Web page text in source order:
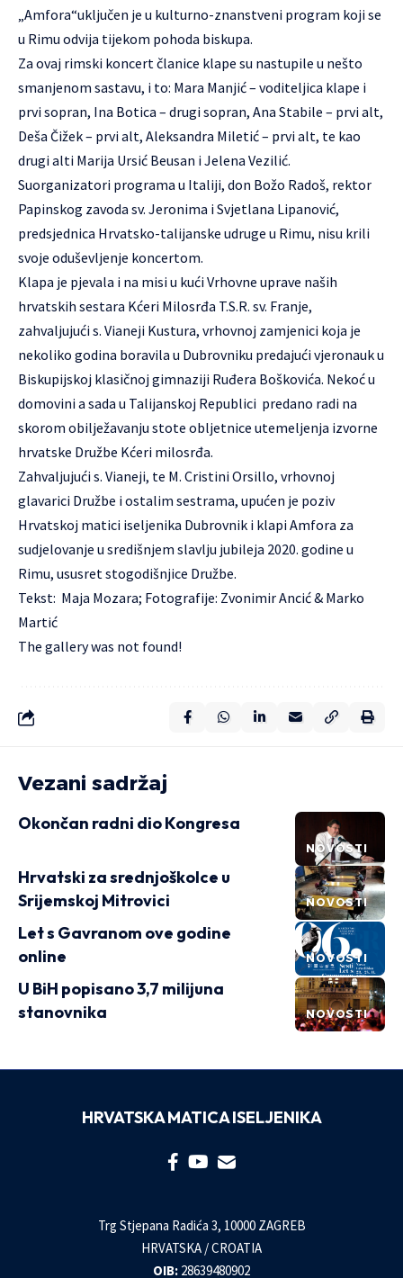
„Amfora“uključen je u kulturno-znanstveni program koji se
u Rimu odvija tijekom pohoda biskupa.
Za ovaj rimski koncert članice klape su nastupile u nešto
smanjenom sastavu, i to: Mara Manjić – voditeljica klape i
prvi sopran, Ina Botica – drugi sopran, Ana Stabile – prvi alt,
Deša Čižek – prvi alt, Aleksandra Miletić – prvi alt, te kao
drugi alti Marija Ursić Beusan i Jelena Vezilić.
Suorganizatori programa u Italiji, don Božo Radoš, rektor
Papinskog zavoda sv. Jeronima i Svjetlana Lipanović,
predsjednica Hrvatsko-talijanske udruge u Rimu, nisu krili
svoje oduševljenje koncertom.
Klapa je pjevala i na misi u kući Vrhovne uprave naših
hrvatskih sestara Kćeri Milosrđa T.S.R. sv. Franje,
zahvaljujući s. Vianeji Kustura, vrhovnoj zamjenici koja je
nekoliko godina boravila u Dubrovniku predajući vjeronauk u
Biskupijskoj klasičnoj gimnaziji Ruđera Boškovića. Nekoć u
domovini a sada u Talijanskoj Republici predano radi na
skorom obilježavanju stote obljetnice utemeljenja izvorne
hrvatske Družbe Kćeri milosrđa.
Zahvaljujući s. Vianeji, te M. Cristini Orsillo, vrhovnoj
glavarici Družbe i ostalim sestrama, upućen je poziv
Hrvatskoj matici iseljenika Dubrovnik i klapi Amfora za
sudjelovanje u središnjem slavlju jubileja 2020. godine u
Rimu, ususret stogodišnjice Družbe.
Tekst: Maja Mozara; Fotografije: Zvonimir Ancić & Marko
Martić
The gallery was not found!
Vezani sadržaj
NOVOSTI
Okončan radni dio Kongresa
NOVOSTI
Hrvatski za srednjoškolce u
Srijemskoj Mitrovici
NOVOSTI
Let s Gavranom ove godine
online
NOVOSTI
U BiH popisano 3,7 milijuna
stanovnika
HRVATSKA MATICA ISELJENIKA
Trg Stjepana Radića 3, 10000 ZAGREB
HRVATSKA / CROATIA
OIB: 28639480902